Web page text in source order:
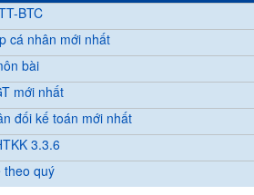
BTC
cá nhân mới nhất
bài
mới nhất
đối kế toán mới nhất
3.3.6
theo quý